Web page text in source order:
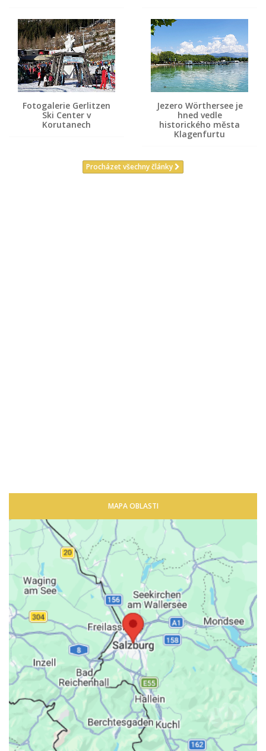
Fotogalerie Gerlitzen
Ski Center v
Korutanech
Jezero Wörthersee je
hned vedle
historického města
Klagenfurtu
Procházet všechny články
MAPA OBLASTI